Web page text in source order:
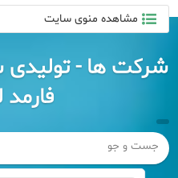
مشاهده منوی سایت
شرکت ها - تولیدی